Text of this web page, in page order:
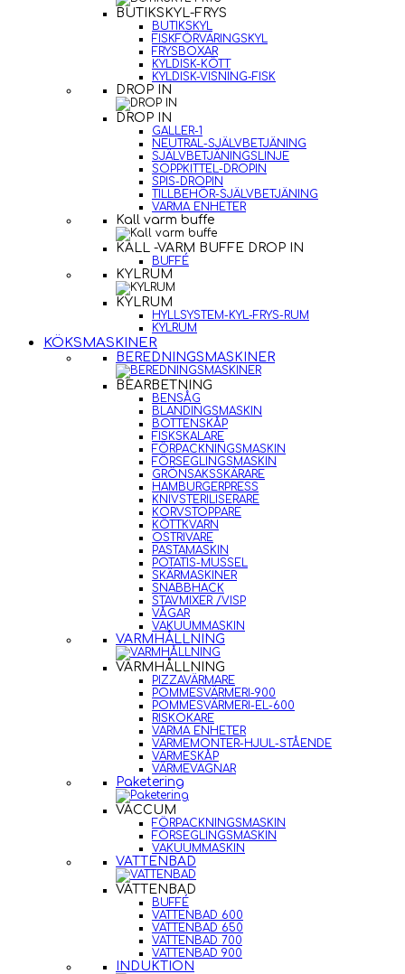
BUTIKSKYL-FRYS
BUTIKSKYL
FISKFÖRVARINGSKYL
FRYSBOXAR
KYLDISK-KÖTT
KYLDISK-VISNING-FISK
DROP IN
DROP IN
GALLER-1
NEUTRAL-SJÄLVBETJÄNING
SJÄLVBETJÄNINGSLINJE
SOPPKITTEL-DROPIN
SPIS-DROPIN
TILLBEHÖR-SJÄLVBETJÄNING
VARMA ENHETER
Kall varm buffe
KALL -VARM BUFFE DROP IN
BUFFÉ
KYLRUM
KYLRUM
HYLLSYSTEM-KYL-FRYS-RUM
KYLRUM
KÖKSMASKINER
BEREDNINGSMASKINER
BEARBETNING
BENSÅG
BLANDINGSMASKIN
BOTTENSKÅP
FISKSKALARE
FÖRPACKNINGSMASKIN
FÖRSEGLINGSMASKIN
GRÖNSAKSSKÄRARE
HAMBURGERPRESS
KNIVSTERILISERARE
KORVSTOPPARE
KÖTTKVARN
OSTRIVARE
PASTAMASKIN
POTATIS-MUSSEL
SKÄRMASKINER
SNABBHACK
STAVMIXER /VISP
VÅGAR
VAKUUMMASKIN
VARMHÅLLNING
VARMHÅLLNING
PIZZAVÄRMARE
POMMESVÄRMERI-900
POMMESVÄRMERI-EL-600
RISKOKARE
VARMA ENHETER
VÄRMEMONTER-HJUL-STÅENDE
VÄRMESKÅP
VÄRMEVAGNAR
Paketering
VACCUM
FÖRPACKNINGSMASKIN
FÖRSEGLINGSMASKIN
VAKUUMMASKIN
VATTENBAD
VATTENBAD
BUFFÉ
VATTENBAD 600
VATTENBAD 650
VATTENBAD 700
VATTENBAD 900
INDUKTION